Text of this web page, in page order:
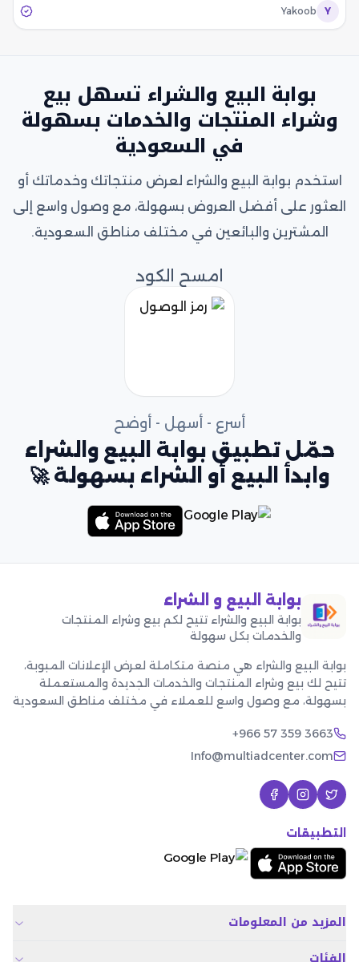
Y
Yakoob
بوابة البيع والشراء تسهل بيع
وشراء المنتجات والخدمات بسهولة
في السعودية
استخدم بوابة البيع والشراء لعرض منتجاتك وخدماتك أو
العثور على أفضل العروض بسهولة، مع وصول واسع إلى
المشترين والبائعين في مختلف مناطق السعودية.
امسح الكود
أسرع - أسهل - أوضح
حمّل تطبيق بوابة البيع والشراء
وابدأ البيع أو الشراء بسهولة 🚀
بوابة البيع و الشراء
بوابة البيع والشراء تتيح لكم بيع وشراء المنتجات
والخدمات بكل سهولة
بوابة البيع والشراء هي منصة متكاملة لعرض الإعلانات المبوبة،
تتيح لك بيع وشراء المنتجات والخدمات الجديدة والمستعملة
بسهولة، مع وصول واسع للعملاء في مختلف مناطق السعودية
+966 57 359 3663
Info@multiadcenter.com
التطبيقات
المزيد من المعلومات